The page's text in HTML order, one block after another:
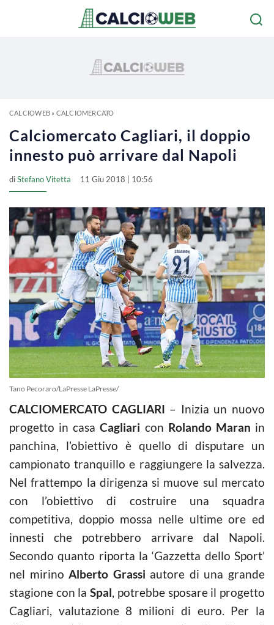
CALCIOWEB» CALCIOMERCATO
Calciomercato Cagliari, il doppio
innesto può arrivare dal Napoli
diStefano Vitetta 11 Giu 2018 | 10:56
Tano Pecoraro/LaPresse LaPresse/
CALCIOMERCATO CAGLIARI – Inizia un nuovo
progetto in casaCagliari con Rolando Maran in
panchina, l’obiettivo è quello di disputare un
campionato tranquillo e raggiungere la salvezza.
Nel frattempo la dirigenza si muove sul mercato
con l’obiettivo di costruire una squadra
competitiva, doppio mossa nelle ultime ore ed
innesti che potrebbero arrivare dal Napoli.
Secondo quanto riporta la ‘Gazzetta dello Sport’
nel mirinoAlberto Grassi autore di una grande
stagione con laSpal, potrebbe sposare il progetto
Cagliari, valutazione 8 milioni di euro. Per la